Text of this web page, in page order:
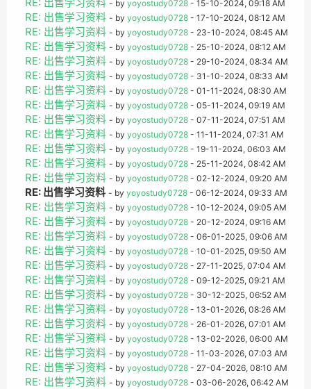
- by yoyostudy0728 - 15-10-2024, 09:18 AM
RE: 出售学习资料 - by yoyostudy0728 - 17-10-2024, 08:12 AM
RE: 出售学习资料 - by yoyostudy0728 - 23-10-2024, 08:45 AM
RE: 出售学习资料 - by yoyostudy0728 - 25-10-2024, 08:12 AM
RE: 出售学习资料 - by yoyostudy0728 - 29-10-2024, 08:34 AM
RE: 出售学习资料 - by yoyostudy0728 - 31-10-2024, 08:33 AM
RE: 出售学习资料 - by yoyostudy0728 - 01-11-2024, 08:30 AM
RE: 出售学习资料 - by yoyostudy0728 - 05-11-2024, 09:19 AM
RE: 出售学习资料 - by yoyostudy0728 - 07-11-2024, 07:51 AM
RE: 出售学习资料 - by yoyostudy0728 - 11-11-2024, 07:31 AM
RE: 出售学习资料 - by yoyostudy0728 - 19-11-2024, 06:03 AM
RE: 出售学习资料 - by yoyostudy0728 - 25-11-2024, 08:42 AM
RE: 出售学习资料 - by yoyostudy0728 - 02-12-2024, 09:20 AM
RE: 出售学习资料 - by yoyostudy0728 - 06-12-2024, 09:33 AM
RE: 出售学习资料 - by yoyostudy0728 - 10-12-2024, 09:05 AM
RE: 出售学习资料 - by yoyostudy0728 - 20-12-2024, 09:16 AM
RE: 出售学习资料 - by yoyostudy0728 - 06-01-2025, 09:06 AM
RE: 出售学习资料 - by yoyostudy0728 - 10-01-2025, 09:50 AM
RE: 出售学习资料 - by yoyostudy0728 - 27-11-2025, 07:04 AM
RE: 出售学习资料 - by yoyostudy0728 - 09-12-2025, 09:21 AM
RE: 出售学习资料 - by yoyostudy0728 - 30-12-2025, 06:52 AM
RE: 出售学习资料 - by yoyostudy0728 - 13-01-2026, 08:26 AM
RE: 出售学习资料 - by yoyostudy0728 - 26-01-2026, 07:01 AM
RE: 出售学习资料 - by yoyostudy0728 - 13-02-2026, 06:00 AM
RE: 出售学习资料 - by yoyostudy0728 - 11-03-2026, 07:03 AM
RE: 出售学习资料 - by yoyostudy0728 - 27-04-2026, 08:10 AM
RE: 出售学习资料 - by yoyostudy0728 - 03-06-2026, 06:42 AM